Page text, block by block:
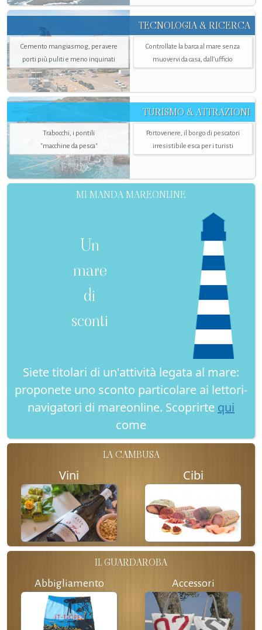
TECNOLOGIA & RICERCA
Cemento mangiasmog, per avere
porti più puliti e meno inquinati
Controllate la barca al mare senza
muovervi da casa, dall’ufficio
TURISMO & ATTRAZIONI
Trabocchi, i pontili
"macchine da pesca"
Portovenere, il borgo di pescatori
irresistibile esca per i turisti
MI MANDA MAREONLINE
Un
mare
di
sconti
Siete titolari di un'attività legata al mare:
proponete uno sconto particolare ai lettori-
navigatori di mareonline. Scoprirte qui
come
LA CAMBUSA
Vini Cibi
IL GUARDAROBA
Abbigliamento Accessori